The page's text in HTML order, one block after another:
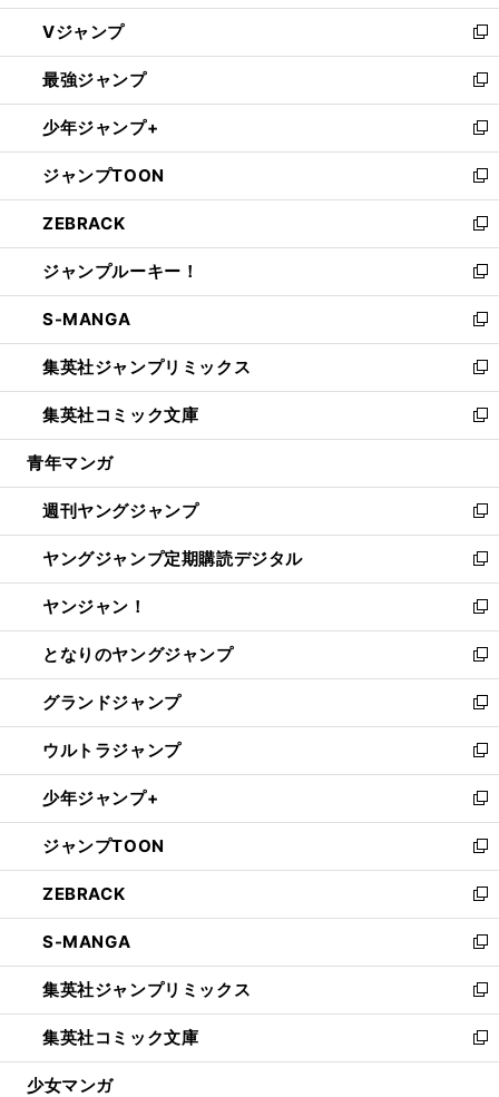
ウ
ィ
ン
ド
ウ
で
開
く
し
い
ウ
ィ
ン
ド
ウ
で
開
く
Vジャンプ
新
し
い
ウ
ィ
ン
ド
ウ
で
開
く
最強ジャンプ
新
し
い
ウ
ィ
ン
ド
ウ
で
開
く
少年ジャンプ+
新
し
い
ウ
ィ
ン
ド
ウ
で
開
く
ジャンプTOON
新
し
い
ウ
ィ
ン
ド
ウ
で
開
く
ZEBRACK
新
し
い
ウ
ィ
ン
ド
ウ
で
開
ジャンプルーキー！
新
し
い
ウ
ィ
ン
ド
ウ
開
く
S-MANGA
新
し
い
ウ
ィ
ン
ウ
で
開
く
集英社ジャンプリミックス
新
し
い
ウ
ン
ド
ウ
で
開
く
集英社コミック文庫
新
し
ウ
ィ
ン
ド
ウ
で
開
く
青年マンガ
週刊ヤングジャンプ
新
し
い
ウ
ィ
ン
ド
ウ
で
開
く
ヤングジャンプ定期購読デジタル
新
し
い
ウ
ィ
ン
ド
ウ
で
開
く
ヤンジャン！
新
し
い
ウ
ィ
ン
ド
ウ
で
開
く
となりのヤングジャンプ
新
し
い
ウ
ィ
ン
ド
ウ
で
開
く
グランドジャンプ
新
し
い
ウ
ィ
ン
ド
ウ
で
開
く
ウルトラジャンプ
新
し
い
ウ
ィ
ン
ド
ウ
で
開
く
少年ジャンプ+
新
し
い
ウ
ィ
ン
ド
ウ
で
開
く
ジャンプTOON
新
し
い
ウ
ィ
ン
ド
ウ
で
開
ZEBRACK
新
し
い
ウ
ィ
ン
ド
ウ
S-MANGA
新
し
い
ウ
ィ
ン
集英社ジャンプリミックス
新
し
い
ウ
集英社コミック文庫
新
し
少女マンガ